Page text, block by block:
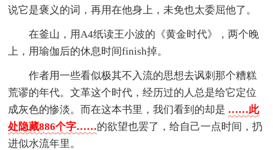
说它是褒义的词，再用在他身上，未免也太委屈他了。
在釜山，用A4纸读王小波的《黄金时代》，两个晚
上，用瑜伽后的休息时间finish掉。
作者用一些看似极其不入流的思想去讽刺那个糟糕
荒谬的年代。文革这个时代，经历过的人总是给它定位
成灰色的惨淡。而在这本书里，我们看到的却是 ……此
处隐藏886个字……的欲望也罢了，给自己一点时间，扔
进似水流年里。